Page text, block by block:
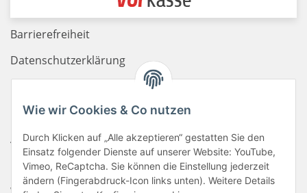
Wie wir Cookies & Co nutzen
Durch Klicken auf „Alle akzeptieren“ gestatten Sie den
Einsatz folgender Dienste auf unserer Website: YouTube,
Vimeo, ReCaptcha. Sie können die Einstellung jederzeit
ändern (Fingerabdruck-Icon links unten). Weitere Details
Barrierefreiheit
Datenschutzerklärung
Newsletter
AGB
Kontakt